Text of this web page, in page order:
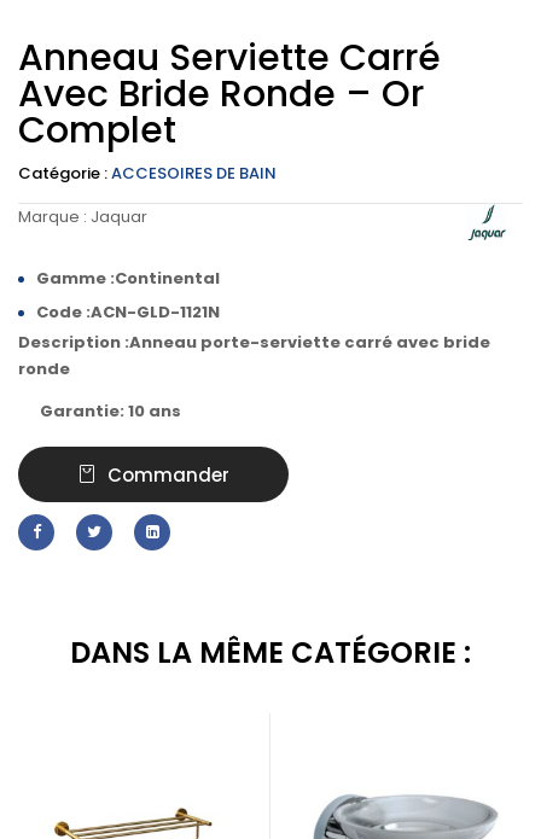
Anneau Serviette Carré
Avec Bride Ronde – Or
Complet
Catégorie :ACCESOIRES DE BAIN
Marque : Jaquar
Gamme :Continental
Code :ACN-GLD-1121N
Description :Anneau porte-serviette carré avec bride
ronde
Garantie: 10 ans
Commander
DANS LA MÊME CATÉGORIE :